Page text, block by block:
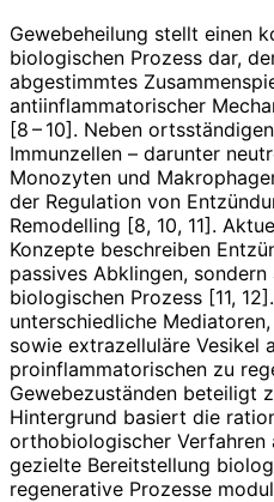
Gewebeheilung stellt einen
biologischen Prozess dar,
abgestimmtes
antiinflammatorischer
[8 – 10]. Neben
Immunzellen – darunter
Monozyten und
der Regulation von
Remodelling [8, 10, 11].
Konzepte beschreiben
passives Ab­klingen,
biologischen Prozess [11,
unterschiedliche
sowie extrazelluläre Vesikel
proinflammatorischen zu
Gewebezuständen beteiligt
Hintergrund basiert die
orthobiologischer Verfahren
gezielte Bereitstellung
regenerative Prozesse